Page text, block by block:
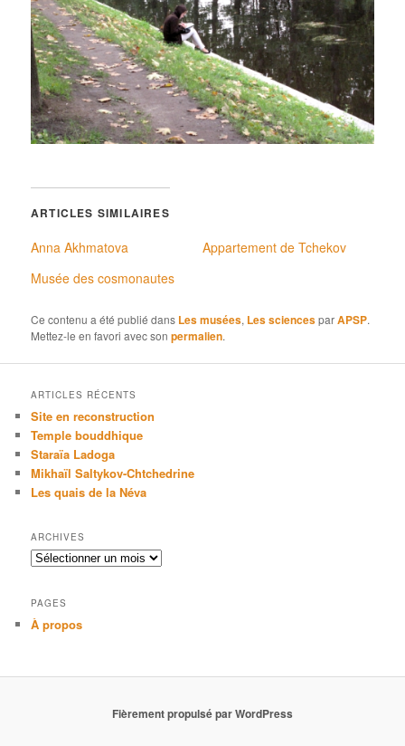
ARTICLES SIMILAIRES
Anna Akhmatova
Appartement de Tchekov
Musée des cosmonautes
Ce contenu a été publié dans Les musées, Les sciencesparAPSP.
Mettez-le en favori avec sonpermalien.
ARTICLES RÉCENTS
Site en reconstruction
Temple bouddhique
Staraïa Ladoga
Mikhaïl Saltykov-Chtchedrine
Les quais de la Néva
ARCHIVES
Archives
PAGES
À propos
Fièrement propulsé par WordPress